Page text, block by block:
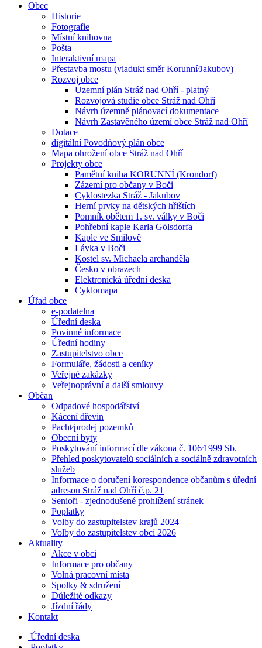
Obec
Historie
Fotografie
Místní knihovna
Pošta
Interaktivní mapa
Přestavba mostu (viadukt směr Korunní⁄Jakubov)
Rozvoj obce
Územní plán Stráž nad Ohří - platný
Rozvojová studie obce Stráž nad Ohří
Návrh územně plánovací dokumentace
Návrh Zastavěného území obce Stráž nad Ohří
Dotace
digitální Povodňový plán obce
Mapa ohrožení obce Stráž nad Ohří
Projekty obce
Pamětní kniha KORUNNÍ (Krondorf)
Zázemí pro občany v Boči
Cyklostezka Stráž - Jakubov
Herní prvky na dětských hřištích
Pomník obětem 1. sv. války v Boči
Pohřební kaple Karla Gölsdorfa
Kaple ve Smilově
Lávka v Boči
Kostel sv. Michaela archanděla
Česko v obrazech
Elektronická úřední deska
Cyklomapa
Úřad obce
e-podatelna
Úřední deska
Povinné informace
Úřední hodiny
Zastupitelstvo obce
Formuláře, žádosti a ceníky
Veřejné zakázky
Veřejnoprávní a další smlouvy
Občan
Odpadové hospodářství
Kácení dřevin
Pacht⁄prodej pozemků
Obecní byty
Poskytování informací dle zákona č. 106⁄1999 Sb.
Přehled poskytovatelů sociálních a sociálně zdravotních
služeb
Informace o doručení korespondence občanům s úřední
adresou Stráž nad Ohří č.p. 21
Senioři - zjednodušené prohlížení stránek
Poplatky
Volby do zastupitelstev krajů 2024
Volby do zastupitelstev obcí 2026
Aktuality
Akce v obci
Informace pro občany
Volná pracovní místa
Spolky & sdružení
Důležité odkazy
Jízdní řády
Kontakt
Úřední deska